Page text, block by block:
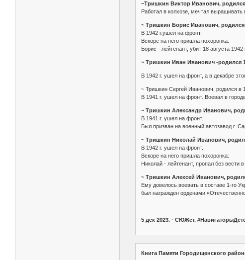
~Тришкин Виктор Иванович, родился
Работал в колхозе, мечтал
~ Тришкин Борис Иванович, родился
В 1942 г.ушел на фронт.
Вскоре на него пришла похоронка:
Борис - лейтенант, убит 18 августа
~ Тришкин Иван Иванович -родился
В 1942 г. ушел на фронт, а в декабре
~ Тришкин Сергей Иванович, родился в
В 1941 г. ушел на фронт. Воевал в
~ Тришкин Александр Иванович,
В 1941 г. ушел на фронт.
Был призван на военный автозавод г.
~ Тришкин Николай Иванович,
В 1942 г. ушел на фронт.
Вскоре на него пришла похоронка:
Николай - лейтенант, пропал без вести
~ Тришкин Алексей Иванович,
Ему довелось воевать в составе 1-го
был награжден орденами
5 дек 2023. · СЮЖет.
Книга Памяти Городищенского